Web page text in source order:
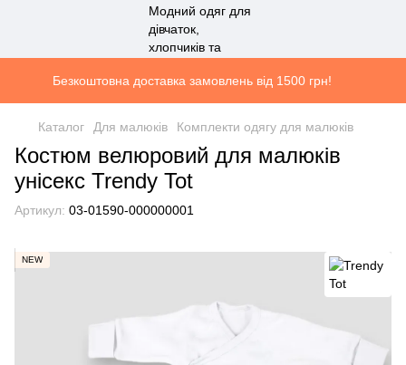
Безкоштовна доставка замовлень від 1500 грн!
Каталог Для малюків Комплекти одягу для малюків
Костюм велюровий для малюків
унісекс Trendy Tot
Артикул: 03-01590-000000001
NEW